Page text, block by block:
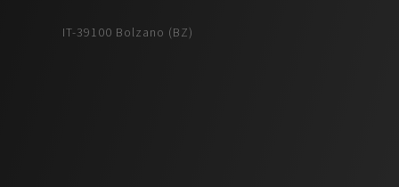
IT-39100 Bolzano (BZ)